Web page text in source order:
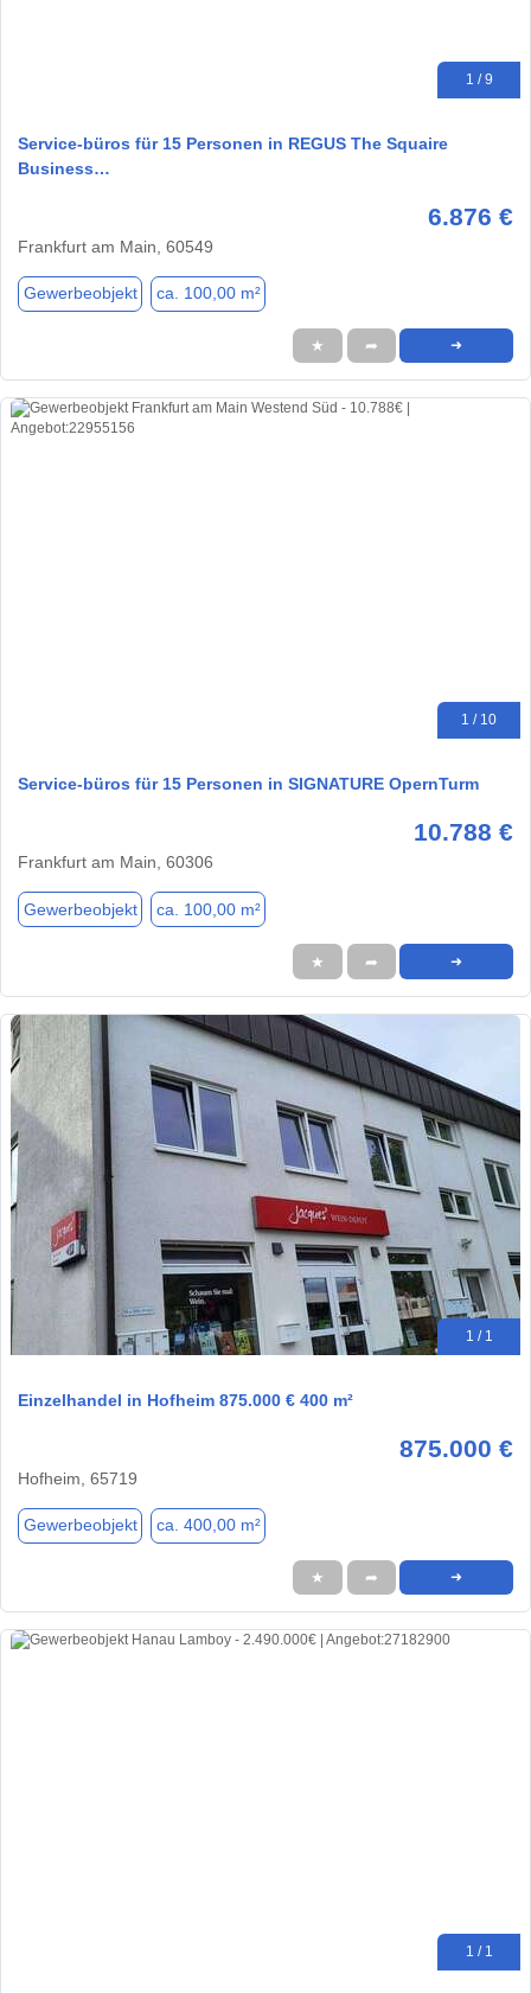
1 / 9
Service-büros für 15 Personen in REGUS The Squaire
Business…
6.876 €
Frankfurt am Main, 60549
Gewerbeobjekt ca. 100,00 m²
★ ➦ ➜
1 / 10
Service-büros für 15 Personen in SIGNATURE OpernTurm
10.788 €
Frankfurt am Main, 60306
Gewerbeobjekt ca. 100,00 m²
★ ➦ ➜
1 / 1
Einzelhandel in Hofheim 875.000 € 400 m²
875.000 €
Hofheim, 65719
Gewerbeobjekt ca. 400,00 m²
★ ➦ ➜
1 / 1